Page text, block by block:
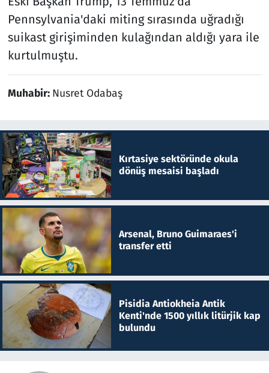
Pennsylvania'daki miting sırasında uğradığı
suikast girişiminden kulağından aldığı yara ile
kurtulmuştu.
Muhabir: Nusret Odabaş
Kırtasiye sektöründe okula
dönüş mesaisi başladı
Arsenal, Bruno Guimaraes'i
transfer etti
Pisidia Antiokheia Antik
Kenti'nde 1500 yıllık litürjik kap
bulundu